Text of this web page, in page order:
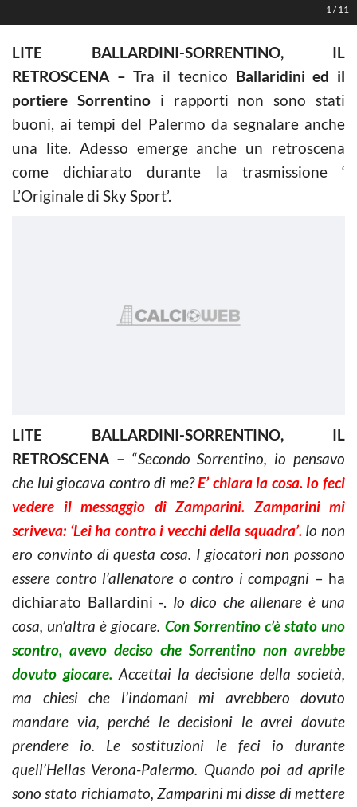
1 /11
LITE BALLARDINI-SORRENTINO, IL
RETROSCENA – Tra il tecnico Ballaridini ed il
portiere Sorrentinoi rapporti non sono stati
buoni, ai tempi del Palermo da segnalare anche
una lite. Adesso emerge anche un retroscena
come dichiarato durante la trasmissione ‘
L’Originale di Sky Sport’.
LITE BALLARDINI-SORRENTINO, IL
RETROSCENA – “Secondo Sorrentino, io pensavo
che lui giocava contro di me?E’ chiara la cosa. Io feci
vedere il messaggio di Zamparini. Zamparini mi
scriveva: ‘Lei ha contro i vecchi della squadra’. Io non
ero convinto di questa cosa. I giocatori non possono
essere contro l’allenatore o contro i compagni – ha
dichiarato Ballardini -. Io dico che allenare è una
cosa, un’altra è giocare. Con Sorrentino c’è stato uno
scontro, avevo deciso che Sorrentino non avrebbe
dovuto giocare. Accettai la decisione della società,
ma chiesi che l’indomani mi avrebbero dovuto
mandare via, perché le decisioni le avrei dovute
prendere io. Le sostituzioni le feci io durante
quell’Hellas Verona-Palermo. Quando poi ad aprile
sono stato richiamato, Zamparini mi disse di mettere